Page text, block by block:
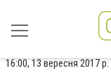
16:00, 13 вересня 2017 р.